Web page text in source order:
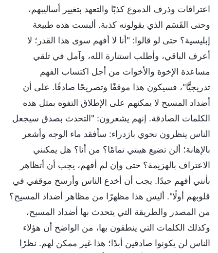
اعترافات وذرف الدموع كذبًا والتعهد بتغيير أساليبهم،
وحتى القَسَم الذي يقولونه كذبة. أليست هذه طبيعة
إبليسية؟ حتى لو قالوا: "أنا لا أفهم سوى هذا القدر؛ لا
أعرف الباقي، وأطلب استنارة الله، وآمل في تلقي
مساعدة الإخوة والأخوات من أجل اكتساب الفهم
تدريجيًّا"، فسيكون هذا موقفًا وتصريحًا صادقًا. على أن
أضداد المسيح لا يمكنهم على الإطلاق التفوه بمثل هذه
الكلمات الصادقة. إنهم يشعرون: "التحدث بصدق سيجعل
الناس ينظرون نحوي بازدراء: سأفقد ماء الوجه وأشعر
بالإهانة؛ ألن تضيع هيبتي تمامًا؟ من أنا؟ هل يمكنني
الاعتراف بالهزيمة؟ حتى وإن لم أفهم، يجب أن أتظاهر
بأنني أفهم جيدًا. يجب أن أخدع الناس وأرسخ موقفي في
قلوبهم أولًا". أليس هذا مظهرًا من مظاهر أضداد المسيح؟
من المصدر والطريقة التي يتحدث بها أضداد المسيح،
وكذلك الكلمات التي ينطقون بها، من الواضح أن هؤلاء
الناس لن يكونوا صادقين أبدًا؛ هذا غير ممكن لهم. نظرًا